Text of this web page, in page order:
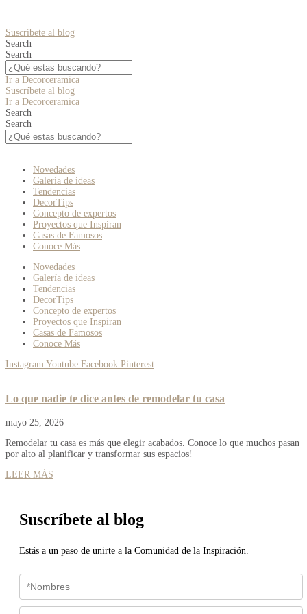
Suscríbete al blog
Search
Search
Ir a Decorceramica
Suscríbete al blog
Ir a Decorceramica
Search
Search
Novedades
Galería de ideas
Tendencias
DecorTips
Concepto de expertos
Proyectos que Inspiran
Casas de Famosos
Conoce Más
Novedades
Galería de ideas
Tendencias
DecorTips
Concepto de expertos
Proyectos que Inspiran
Casas de Famosos
Conoce Más
Instagram Youtube Facebook Pinterest
Lo que nadie te dice antes de remodelar tu casa
mayo 25, 2026
Remodelar tu casa es más que elegir acabados. Conoce lo que muchos pasan
por alto al planificar y transformar sus espacios!
LEER MÁS
Suscríbete al blog
Estás a un paso de unirte a la Comunidad de la Inspiración.